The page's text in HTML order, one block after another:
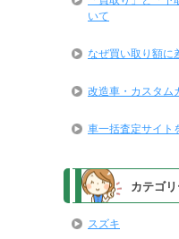
いて
なぜ買い取り額に
改造車・カスタム
車一括査定サイト
カテゴ
スズキ